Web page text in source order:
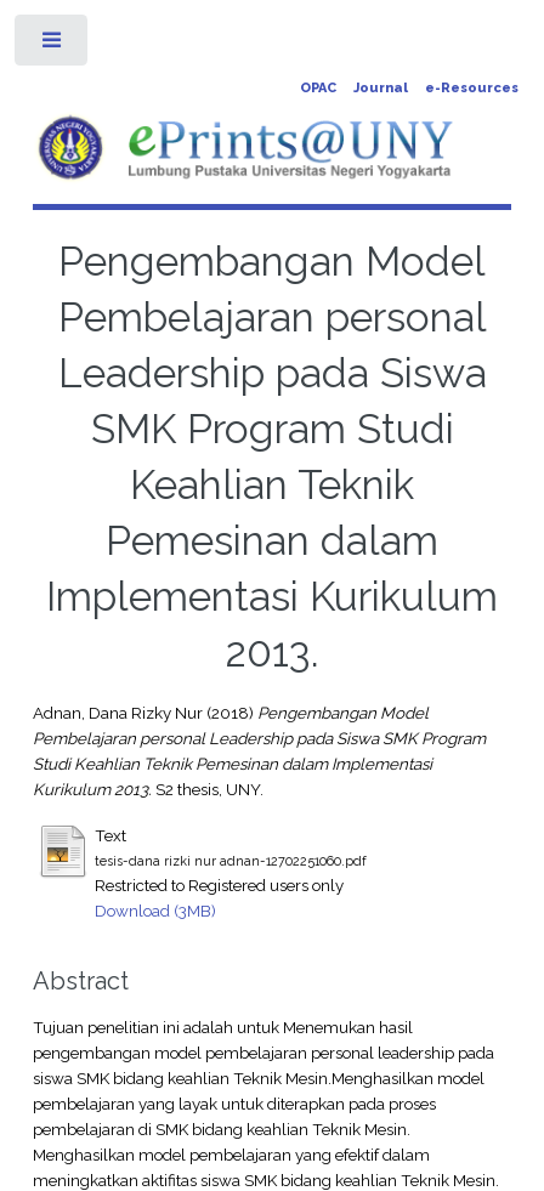
OPAC Journal e-Resources
Pengembangan Model
Pembelajaran personal
Leadership pada Siswa
SMK Program Studi
Keahlian Teknik
Pemesinan dalam
Implementasi Kurikulum
2013.
Adnan, Dana Rizky Nur(2018) Pengembangan Model
Pembelajaran personal Leadership pada Siswa SMK Program
Studi Keahlian Teknik Pemesinan dalam Implementasi
Kurikulum 2013. S2 thesis, UNY.
Text
tesis-dana rizki nur adnan-12702251060.pdf
Restricted to Registered users only
Download (3MB)
Abstract
Tujuan penelitian ini adalah untuk Menemukan hasil
pengembangan model pembelajaran personal leadership pada
siswa SMK bidang keahlian Teknik Mesin.Menghasilkan model
pembelajaran yang layak untuk diterapkan pada proses
pembelajaran di SMK bidang keahlian Teknik Mesin.
Menghasilkan model pembelajaran yang efektif dalam
meningkatkan aktifitas siswa SMK bidang keahlian Teknik Mesin.